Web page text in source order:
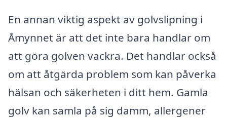
En annan viktig aspekt av golvslipning i
Åmynnet är att det inte bara handlar om
att göra golven vackra. Det handlar också
om att åtgärda problem som kan påverka
hälsan och säkerheten i ditt hem. Gamla
golv kan samla på sig damm, allergener